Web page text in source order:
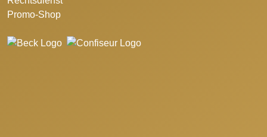
Promo-Shop